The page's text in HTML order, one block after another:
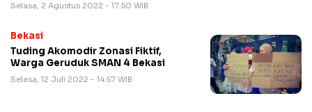
Selasa, 2 Agustus 2022 - 17:50 WIB
Bekasi
Tuding Akomodir Zonasi Fiktif,
Warga Geruduk SMAN 4 Bekasi
Selasa, 12 Juli 2022 - 14:57 WIB